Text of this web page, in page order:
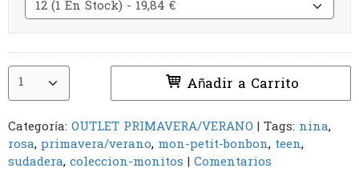
Añadir a Carrito
Categoría: OUTLET PRIMAVERA/VERANO | Tags: nina
rosa primavera/verano mon-petit-bonbon teen
sudadera coleccion-monitos | Comentarios